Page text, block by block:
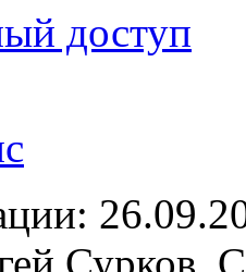
доступ
Сурков,